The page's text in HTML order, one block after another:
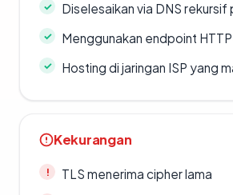
Diselesaikan via DNS rekursif
Menggunakan endpoint
Hosting di jaringan ISP yang
Kekurangan
TLS menerima cipher lama